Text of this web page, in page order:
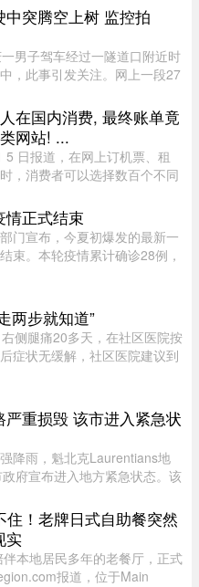
过两年后启动实施，旨在通过
报、设 ...
中突腾空上树 监控拍
男子驾车经过一隧道口附近时
，此事引发关注。网上一段27
处转弯，前端左侧是一个隧道
口附近时 ...
在国内消费, 最终账单竟
网站! ...
日报道，在网上订机票、租
，消费者可以选择数百个不同
是加拿大本地公司，但许多并
往加拿 ...
情正式结束
门宣布，今夏初爆发的最新一
束。本轮疫情累计确诊28例，
触病毒 ...
两步就知道”
侧腿痛20多天，在社区医院按
症状无缓解，社区医院建议到
腿后侧 ...
严重损毁 该市进入紧急状
降雨，魁北克Laurentians地
政府宣布进入地方紧急状态。该
条道路受到破坏，其中一些路
通行。 ...
住！老牌日式自助餐突然
实
本地居民多年的老餐厅，正式
报道，位于Main